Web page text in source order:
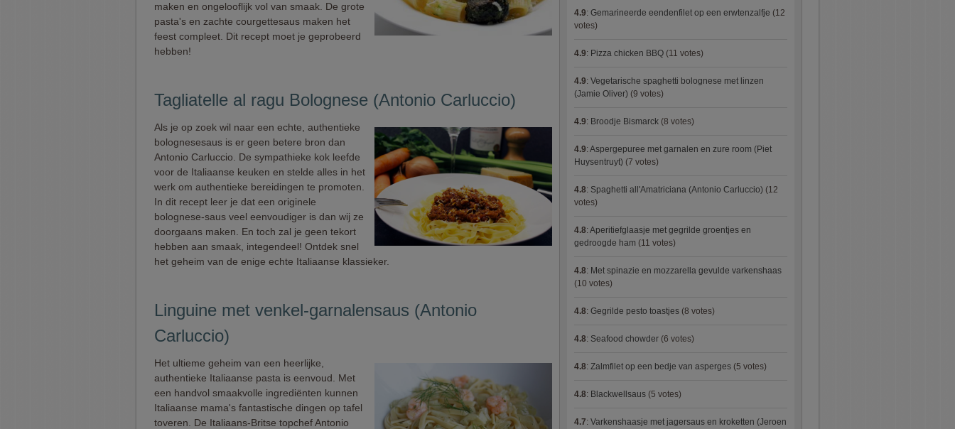
maken en ongelooflijk vol van smaak. De grote
pasta's en zachte courgettesaus maken het
feest compleet. Dit recept moet je geprobeerd
hebben!
Tagliatelle al ragu Bolognese (Antonio Carluccio)
Als je op zoek wil naar een echte, authentieke
bolognesesaus is er geen betere bron dan
Antonio Carluccio. De sympathieke kok leefde
voor de Italiaanse keuken en stelde alles in het
werk om authentieke bereidingen te promoten.
In dit recept leer je dat een originele
bolognese-saus veel eenvoudiger is dan wij ze
doorgaans maken. En toch zal je geen tekort
hebben aan smaak, integendeel! Ontdek snel
het geheim van de enige echte Italiaanse klassieker.
Linguine met venkel-garnalensaus (Antonio
Carluccio)
Het ultieme geheim van een heerlijke,
authentieke Italiaanse pasta is eenvoud. Met
een handvol smaakvolle ingrediënten kunnen
Italiaanse mama's fantastische dingen op tafel
toveren. De Italiaans-Britse topchef Antonio
4.9: Gemarineerde eendenfilet op een erwtenzalfje (12
votes)
4.9: Pizza chicken BBQ (11 votes)
4.9: Vegetarische spaghetti bolognese met linzen
(Jamie Oliver) (9 votes)
4.9: Broodje Bismarck (8 votes)
4.9: Aspergepuree met garnalen en zure room (Piet
Huysentruyt) (7 votes)
4.8: Spaghetti all'Amatriciana (Antonio Carluccio) (12
votes)
4.8: Aperitiefglaasje met gegrilde groentjes en
gedroogde ham (11 votes)
4.8: Met spinazie en mozzarella gevulde varkenshaas
(10 votes)
4.8: Gegrilde pesto toastjes (8 votes)
4.8: Seafood chowder (6 votes)
4.8: Zalmfilet op een bedje van asperges (5 votes)
4.8: Blackwellsaus (5 votes)
4.7: Varkenshaasje met jagersaus en kroketten (Jeroen